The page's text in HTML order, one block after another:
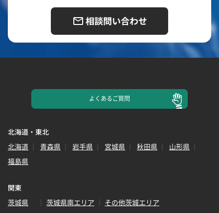
相談問い合わせ
よくあるご質問
北海道・東北
北海道
青森県 岩手県 宮城県 秋田県
山形県
福島県
関東
茨城県
茨城県南エリア
その他茨城エリア